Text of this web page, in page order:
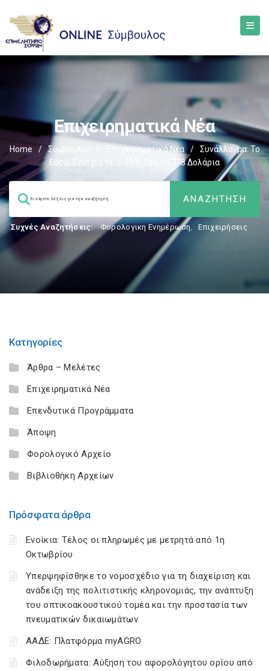
Επιχειρηματικά Νέα
Home / Σύμβουλος Επιχειρηματικά Νέα /
Συνάλλαγμα: Το
Ευρώ Ενισχύεται 0,09%, Στα 1,1778 Δολάρια
Συχνές Αναζητήσεις: Φορολογικη Ενημέρωση, Επιχειρήσεις
Κατηγορίες
Άρθρα – Μελέτες
Επιχειρηματικά Νέα
Επενδυτικά Προγράμματα
Άποψη
Φορολογικό Αρχείο
Βιβλιοθήκη Αρχείων
Πρόσφατα άρθρα
Ενοίκια: Τέλος οι πληρωμές με μετρητά από 1η
Οκτωβρίου
Υπερψηφίσθηκε το νομοσχέδιο για τη διαχείριση και
ανάδειξη της πολιτιστικής κληρονομιάς, την ανάπτυξη
του οπτικοακουστικού τομέα και την προστασία των
πνευματικών δικαιωμάτων
ΑΑΔΕ: Πλατφόρμα myAGRO
Φιλοδωρήματα: Αύξηση του αφορολόγητου ορίου από